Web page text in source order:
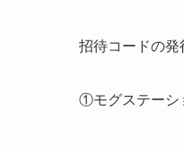
招待コードの発
①モグステーシ